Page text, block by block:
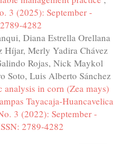
3 (2025): September -
4282
Diana Estrella Orellana
Híjar, Merly Yadira Chávez
Rojas, Nick Maykol
Soto, Luis Alberto Sánchez
analysis in corn (Zea mays)
Tayacaja-Huancavelica
3 (2022): September -
2789-4282